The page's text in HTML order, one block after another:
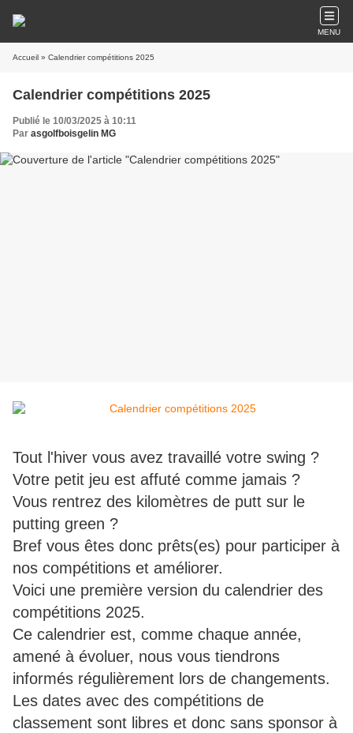
MENU
Accueil » Calendrier compétitions 2025
Calendrier compétitions 2025
Publié le 10/03/2025 à 10:11
Par asgolfboisgelin MG
Tout l'hiver vous avez travaillé votre swing ?
Votre petit jeu est affuté comme jamais ?
Vous rentrez des kilomètres de putt sur le
putting green ?
Bref vous êtes donc prêts(es) pour participer à
nos compétitions et améliorer.
Voici une première version du calendrier des
compétitions 2025.
Ce calendrier est, comme chaque année,
amené à évoluer, nous vous tiendrons
informés régulièrement lors de changements.
Les dates avec des compétitions de
classement sont libres et donc sans sponsor à